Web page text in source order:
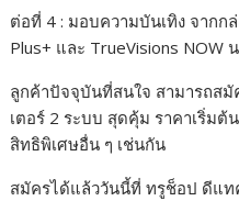
ต่อที่ 4 : มอบความบันเทิง จากก
Plus+ และ TrueVisions NOW
ลูกค้าปัจจุบันที่สนใจ สามารถสมั
เตอร์ 2 ระบบ สุดคุ้ม ราคาเริ่มต้
สิทธิพิเศษอื่น ๆ เช่นกัน
สมัครได้แล้ววันนี้ที่ ทรูช็อป ดีแท